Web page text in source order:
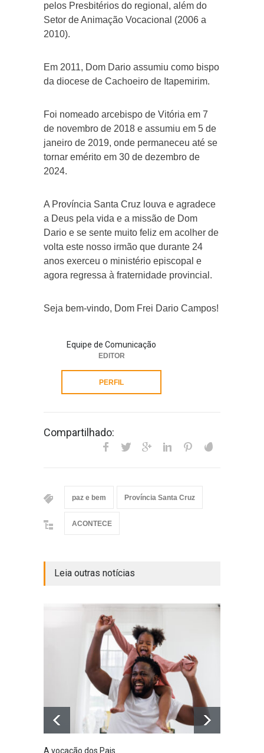
pelos Presbitérios do regional, além do
Setor de Animação Vocacional (2006 a
2010).
Em 2011, Dom Dario assumiu como bispo
da diocese de Cachoeiro de Itapemirim.
Foi nomeado arcebispo de Vitória em 7
de novembro de 2018 e assumiu em 5 de
janeiro de 2019, onde permaneceu até se
tornar emérito em 30 de dezembro de
2024.
A Província Santa Cruz louva e agradece
a Deus pela vida e a missão de Dom
Dario e se sente muito feliz em acolher de
volta este nosso irmão que durante 24
anos exerceu o ministério episcopal e
agora regressa à fraternidade provincial.
Seja bem-vindo, Dom Frei Dario Campos!
Equipe de Comunicação
EDITOR
PERFIL
Compartilhado:
paz e bem Província Santa Cruz
ACONTECE
Leia outras notícias
A vocação dos Pais